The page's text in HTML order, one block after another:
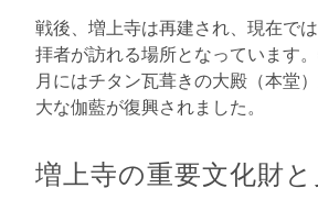
戦後、増上寺は再建され、現在で
拝者が訪れる場所となっています
月にはチタン瓦葺きの大殿（本堂
大な伽藍が復興されました。
増上寺の重要文化財